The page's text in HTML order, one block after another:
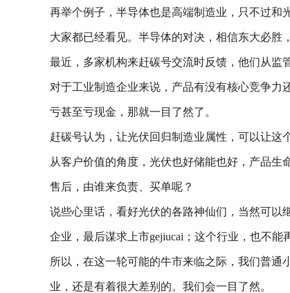
再举个例子，半导体也是高端制造业，只不过和
大家都已经看见。半导体的对决，相信东大必胜
最近，多家机构来赶碳号交流时反馈，他们从监
对于工业制造企业来说，产品有没有核心竞争
亏甚至亏现金，那就一目了然了。
赶碳号认为，让光伏回归制造业属性，可以让这
从客户价值的角度，光伏也好储能也好，产品
售后，由谁来负责、买单呢？
说些心里话，看好光伏的各路神仙们，当然可以
企业，最后谋求上市gejiucai；这个行业，也不
所以，在这一轮可能的牛市来临之际，我们普
业，还是有着很大差别的。我们会一目了然。